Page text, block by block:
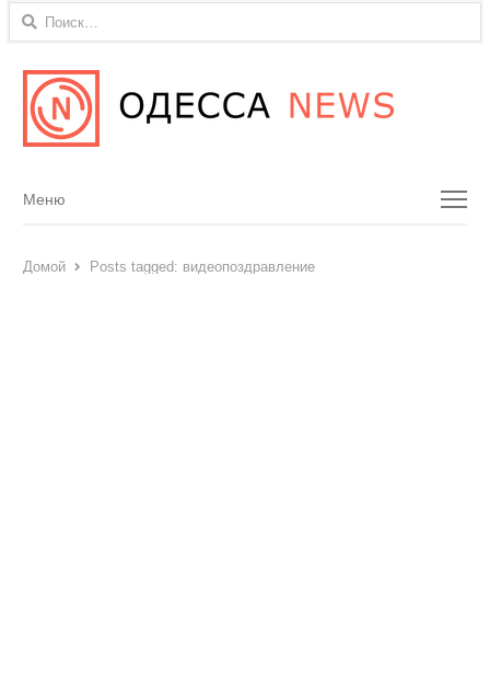
Найти:
Menu
Меню
Домой Posts tagged: видеопоздравление